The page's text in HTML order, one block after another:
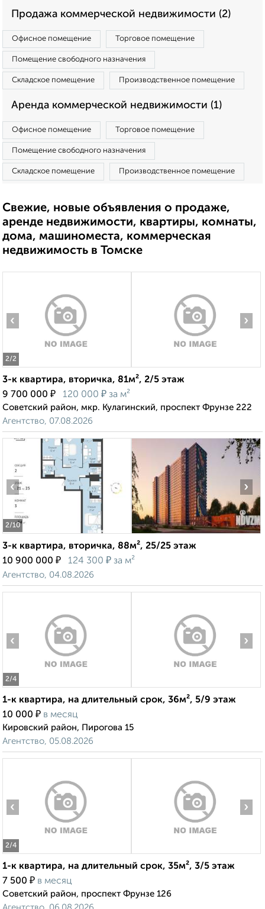
Продажа коммерческой недвижимости (2)
Офисное помещение Торговое помещение
Помещение свободного назначения
Складское помещение Производственное помещение
Аренда коммерческой недвижимости (1)
Офисное помещение Торговое помещение
Помещение свободного назначения
Складское помещение Производственное помещение
Свежие, новые объявления о продаже,
аренде недвижимости, квартиры, комнаты,
дома, машиноместа, коммерческая
недвижимость в Томске
2/2
‹ ›
3-к квартира, вторичка, 81м², 2/5 этаж
9 700 000 ₽ 120 000 ₽ за м²
Советский район, мкр. Кулагинский, проспект Фрунзе 222
Агентство, 07.08.2026
2/10
‹ ›
3-к квартира, вторичка, 88м², 25/25 этаж
10 900 000 ₽ 124 300 ₽ за м²
Агентство, 04.08.2026
2/4
‹ ›
1-к квартира, на длительный срок, 36м², 5/9 этаж
10 000 ₽ в месяц
Кировский район, Пирогова 15
Агентство, 05.08.2026
2/4
‹ ›
1-к квартира, на длительный срок, 35м², 3/5 этаж
7 500 ₽ в месяц
Советский район, проспект Фрунзе 126